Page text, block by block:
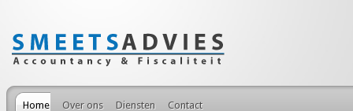
Home Over ons Diensten Contact